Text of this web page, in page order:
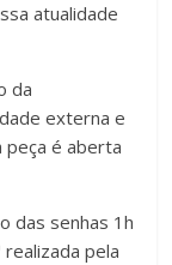
atualidade
da
externa e
peça é aberta
das senhas 1h
pela